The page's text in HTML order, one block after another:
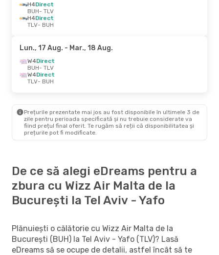
H4Direct
BUH- TLV
H4Direct
TLV- BUH
Lun., 17 Aug. - Mar., 18 Aug.
W4Direct
BUH- TLV
W4Direct
TLV- BUH
Prețurile prezentate mai jos au fost disponibile în ultimele 3 de
zile pentru perioada specificată și nu trebuie considerate va
fiind prețul final oferit. Te rugăm să reții că disponibilitatea și
prețurile pot fi modificate.
De ce să alegi eDreams pentru a
zbura cu Wizz Air Malta de la
București la Tel Aviv - Yafo
Plănuiești o călătorie cu Wizz Air Malta de la
București (BUH) la Tel Aviv - Yafo (TLV)? Lasă
eDreams să se ocupe de detalii, astfel încât să te